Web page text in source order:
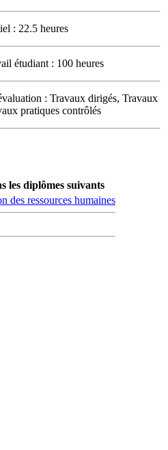
: 22.5 heures
étudiant : 100 heures
: Travaux dirigés, Travaux
pratiques contrôlés
les diplômes suivants
des ressources humaines